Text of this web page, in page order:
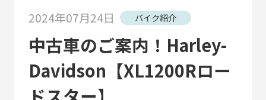
2024年07月24日 バイク紹介
中古車のご案内！Harley-
Davidson【XL1200Rロー